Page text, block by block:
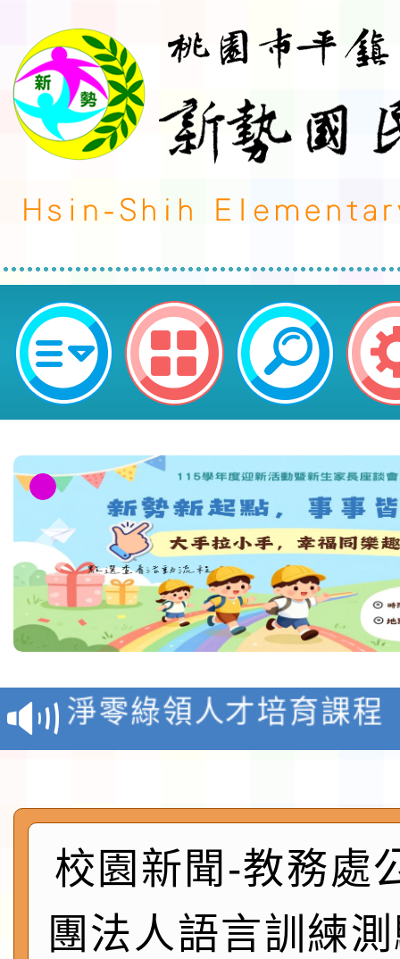
財團法人語言訓練測驗中心於113
期三）辦理「LTTC語言教學實踐
－英語教育的多元實踐：教學‧科
發表會-桃園市平鎮區新勢國民小學
教育部校安中心白海豚
報
淨零綠領人才培育課程
檢送桃園市115學年度
及師生本土語及新住民
實施要點各1份
115年食農教育專業人
程
函轉國家通訊傳播委員
鎮韌性（防空）演習－
「115年金融知識線上
校園新聞-教務處
團法人語言訓練